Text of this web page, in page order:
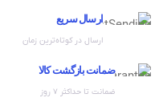
ارسال سریع
ارسال در کوتاه‌ترین زمان
ضمانت بازگشت کالا
ضمانت تا حداکثر ۷ روز